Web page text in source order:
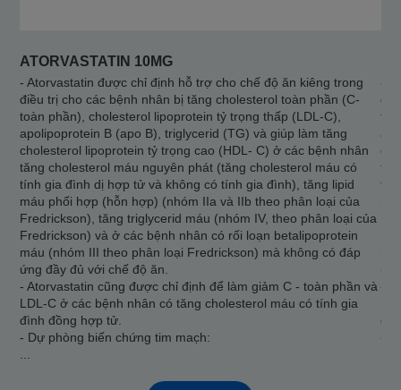
ATORVASTATIN 10MG
- Atorvastatin được chỉ định hỗ trợ cho chế độ ăn kiêng trong
điều trị cho các bệnh nhân bị tăng cholesterol toàn phần (C-
toàn phần), cholesterol lipoprotein tỷ trọng thấp (LDL-C),
apolipoprotein B (apo B), triglycerid (TG) và giúp làm tăng
cholesterol lipoprotein tỷ trọng cao (HDL- C) ở các bệnh nhân
tăng cholesterol máu nguyên phát (tăng cholesterol máu có
tính gia đình dị hợp tử và không có tính gia đình), tăng lipid
máu phối hợp (hỗn hợp) (nhóm IIa và IIb theo phân loại của
Fredrickson), tăng triglycerid máu (nhóm IV, theo phân loại của
Fredrickson) và ở các bệnh nhân có rối loạn betalipoprotein
máu (nhóm III theo phân loại Fredrickson) mà không có đáp
ứng đầy đủ với chế độ ăn.
- Atorvastatin cũng được chỉ định để làm giảm C - toàn phần và
LDL-C ở các bệnh nhân có tăng cholesterol máu có tính gia
đình đồng hợp tử.
- Dự phòng biến chứng tim mac̣h:
-
-
-